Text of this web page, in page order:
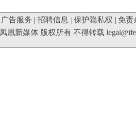
广告服务 | 招聘信息 | 保护隐私权 | 免责
凤凰新媒体 版权所有 不得转载